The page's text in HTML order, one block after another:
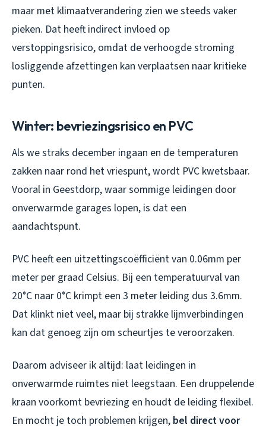
maar met klimaatverandering zien we steeds vaker
pieken. Dat heeft indirect invloed op
verstoppingsrisico, omdat de verhoogde stroming
losliggende afzettingen kan verplaatsen naar kritieke
punten.
Winter: bevriezingsrisico en PVC
Als we straks december ingaan en de temperaturen
zakken naar rond het vriespunt, wordt PVC kwetsbaar.
Vooral in Geestdorp, waar sommige leidingen door
onverwarmde garages lopen, is dat een
aandachtspunt.
PVC heeft een uitzettingscoëfficiënt van 0.06mm per
meter per graad Celsius. Bij een temperatuurval van
20°C naar 0°C krimpt een 3 meter leiding dus 3.6mm.
Dat klinkt niet veel, maar bij strakke lijmverbindingen
kan dat genoeg zijn om scheurtjes te veroorzaken.
Daarom adviseer ik altijd: laat leidingen in
onverwarmde ruimtes niet leegstaan. Een druppelende
kraan voorkomt bevriezing en houdt de leiding flexibel.
En mocht je toch problemen krijgen, bel direct voor